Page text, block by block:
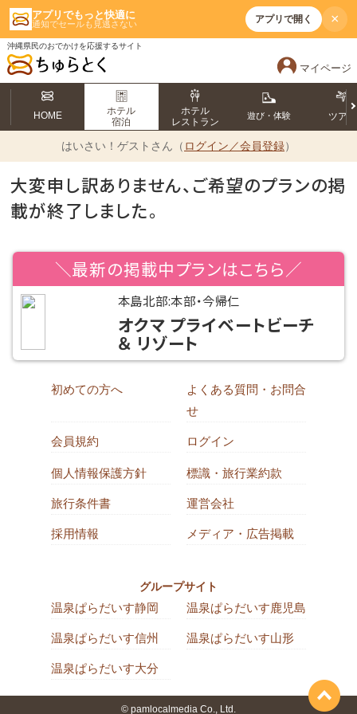
アプリでもっと快適に
通知でセールも見逃さない アプリで開く ×
沖縄県民のおでかけを応援するサイト
マイページ
HOME
ホテル
宿泊
ホテル
レストラン
遊び・体験 ツアー
はいさい！ ゲストさん（ ログイン／会員登録）
大変申し訳ありません、ご希望のプランの掲
載が終了しました。
＼最新の掲載中プランはこちら／
本島北部:本部・今帰仁
オクマ プライベートビーチ
＆ リゾート
初めての方へ
よくある質問・お問合
せ
会員規約 ログイン
個人情報保護方針 標識・旅行業約款
旅行条件書 運営会社
採用情報 メディア・広告掲載
グループサイト
温泉ぱらだいす静岡 温泉ぱらだいす鹿児島
温泉ぱらだいす信州 温泉ぱらだいす山形
温泉ぱらだいす大分
© pamlocalmedia Co., Ltd.